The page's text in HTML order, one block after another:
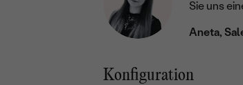
Sie uns
Aneta,
Konfiguration